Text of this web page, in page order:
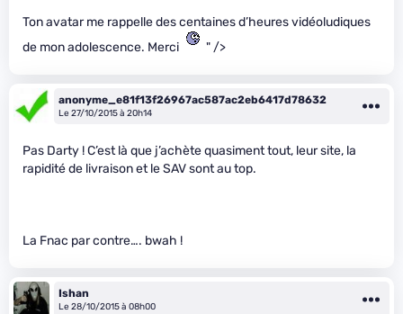
Ton avatar me rappelle des centaines d’heures vidéoludiques
de mon adolescence. Merci
" />
anonyme_e81f13f26967ac587ac2eb6417d78632
Le 27/10/2015 à 20h14
Pas Darty ! C’est là que j’achète quasiment tout, leur site, la
rapidité de livraison et le SAV sont au top.
La Fnac par contre…. bwah !
Ishan
Le 28/10/2015 à 08h00